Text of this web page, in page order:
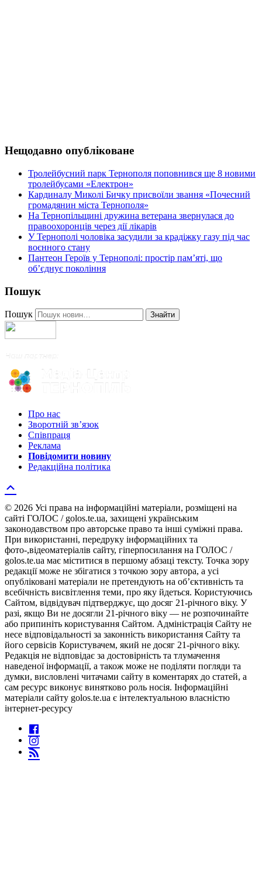
Нещодавно опубліковане
Тролейбусний парк Тернополя поповнився ще 8 новими
тролейбусами «Електрон»
Кардиналу Миколі Бичку присвоїли звання «Почесний
громадянин міста Тернополя»
На Тернопільщині дружина ветерана звернулася до
правоохоронців через дії лікарів
У Тернополі чоловіка засудили за крадіжку газу під час
воєнного стану
Пантеон Героїв у Тернополі: простір пам’яті, що
об’єднує покоління
Пошук
Пошук Знайти
Про нас
Зворотній зв’язок
Співпраця
Реклама
Повідомити новину
Редакційна політика
© 2026 Усі права на інформаційні матеріали, розміщені на
сайті ГОЛОС / golos.te.ua, захищені українським
законодавством про авторське право та інші суміжні права.
При використанні, передруку інформаційних та
фото-,відеоматеріалів сайту, гіперпосилання на ГОЛОС /
golos.te.ua має міститися в першому абзаці тексту. Точка зору
редакції може не збігатися з точкою зору автора, а усі
опубліковані матеріали не претендують на об’єктивність та
всебічність висвітлення теми, про яку йдеться. Користуючись
Сайтом, відвідувач підтверджує, що досяг 21-річного віку. У
разі, якщо Ви не досягли 21-річного віку — не розпочинайте
або припиніть користування Сайтом. Адміністрація Сайту не
несе відповідальності за законність використання Сайту та
його сервісів Користувачем, який не досяг 21-річного віку.
Редакція не відповідає за достовірність та тлумачення
наведеної інформації, а також може не поділяти погляди та
думки, висловлені читачами сайту в коментарях до статей, а
сам ресурс виконує винятково роль носія. Інформаційні
матеріали сайту golos.te.ua є інтелектуальною власністю
інтернет-ресурсу